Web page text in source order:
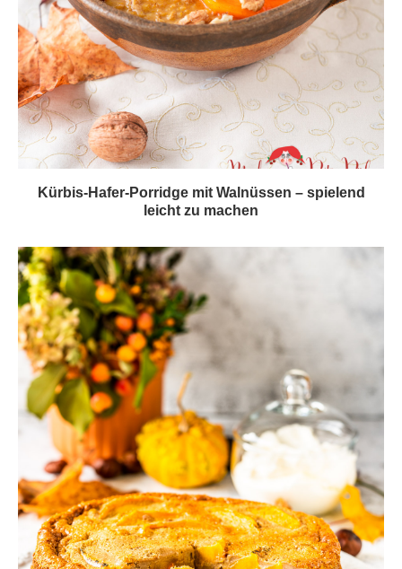
Kürbis-Hafer-Porridge mit Walnüssen – spielend
leicht zu machen